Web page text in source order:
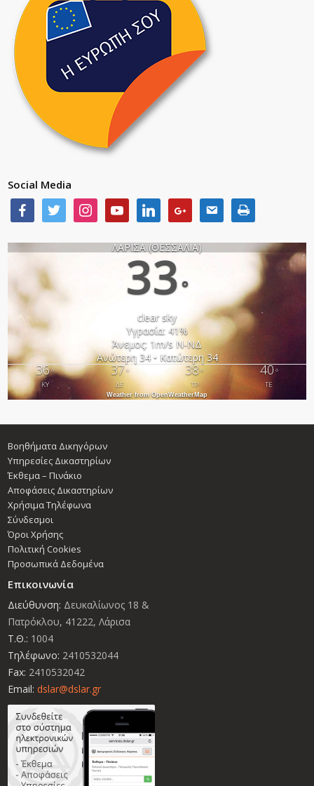
Social Media
ΛΑΡΙΣΑ (ΘΕΣΣΑΛΙΑ)
33°
clear sky
Υγρασία: 41%
Άνεμος: 1m/s Ν-ΝΔ
Ανώτερη 34 • Κατώτερη 34
36°
ΚΥ
37°
ΔΕ
38°
ΤΡ
40°
ΤΕ
Weather from OpenWeatherMap
Βοηθήματα Δικηγόρων
Υπηρεσίες Δικαστηρίων
Έκθεμα – Πινάκιο
Αποφάσεις Δικαστηρίων
Χρήσιμα Τηλέφωνα
Σύνδεσμοι
Όροι Χρήσης
Πολιτική Cookies
Προσωπικά Δεδομένα
Επικοινωνία
Διεύθυνση: Δευκαλίωνος 18 &
Πατρόκλου, 41222, Λάρισα
Τ.Θ.: 1004
Τηλέφωνο: 2410532044
Fax: 2410532042
Email: dslar@dslar.gr